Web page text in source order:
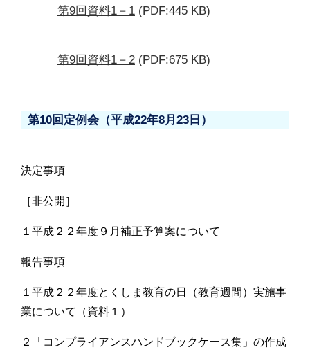
第9回資料1－1 (PDF:445 KB)
第9回資料1－2 (PDF:675 KB)
第10回定例会（平成22年8月23日）
決定事項
［非公開］
１平成２２年度９月補正予算案について
報告事項
１平成２２年度とくしま教育の日（教育週間）実施事
業について（資料１）
２「コンプライアンスハンドブックケース集」の作成